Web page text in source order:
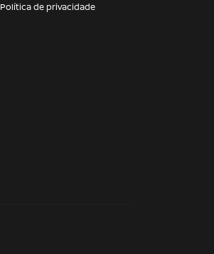
Política de privacidade